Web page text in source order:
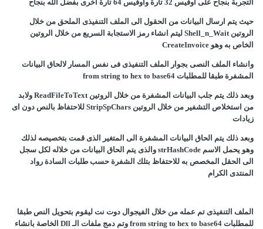
التجربة بنجاح على اوفيس 32 تارة واوفيس 64 تارة اخرى بفضل الله بنجاح
حيث يتم ارسال البيانات من الحقول الى الملف التنفيذى الملحق من خلال
الروتين Shell_n_Wait ليتم انشاء رمز الاستجابة السريع من خلال الروتين
الخاص به وهو CreateInvoice
وانشاء الملف النصى بجوار الملف التنفيذى فى نفس المسار لالحاق البيانات
المشفرة طبقا للمطلبات from string to hex to base64
وبعد ذلك يتم جلب البيانات المشفرة من خلال الروتين ReadFileToText ولابد
من استخلاص التشفير من خلال الروتين StripSpChars للاحتفاظ بالنص دون اى
زيادات
وبعد ذلك يتم الحاق البيانات المشفرة الى المتغير الذى قمت بتخصيصه لذلك
وهو يحمل الاسم strHashCode والذى يتم الحاق البيانات من خلاله لكل سجل
الى الحقل المخصص به للاحتفاظ بتلك الشفرة حسب طلبات السادة رواد
المنتدى الكرام
الملف التنفيذى تم عمله من خلال الفيجوال دوت نت ليقوم بتحويل النص طبقا
للمطلبات from string to hex to base64 وتم دمج ملفات الـ Dll الخاصة بانشاء